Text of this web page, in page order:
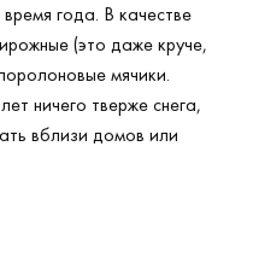
года. В качестве
(это даже круче,
мячики.
ничего тверже снега,
вблизи домов или